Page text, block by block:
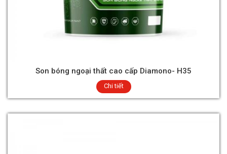
Son bóng ngoại thất cao cấp Diamono- H35
Chi tiết